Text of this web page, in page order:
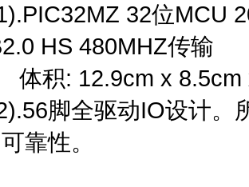
32位MCU
HS 480MHZ传输
: 12.9cm x 8.5cm
脚全驱动IO设计。
靠性。